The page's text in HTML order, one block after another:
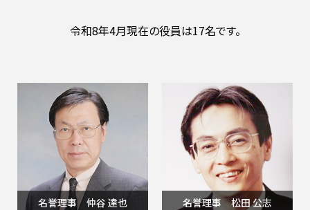
令和8年4月現在の役員は17名です。
名誉理事 仲谷 達也 名誉理事 松田 公志